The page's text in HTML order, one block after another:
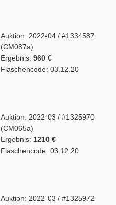
Auktion: 2022-04 / #1334587
(CM087a)
Ergebnis: 960 €
Flaschencode: 03.12.20
Auktion: 2022-03 / #1325970
(CM065a)
Ergebnis: 1210 €
Flaschencode: 03.12.20
Auktion: 2022-03 / #1325972